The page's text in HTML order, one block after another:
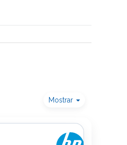
Mostrar